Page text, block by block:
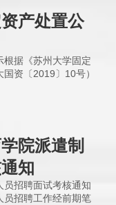
产处置公
根据《苏州大学固定
资〔2019〕10号）
院派遣制
知
员招聘面试考核通知
员招聘工作经前期笔